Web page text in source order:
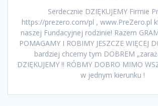
Serdecznie DZIĘKUJEMY Firmie
https://prezero.com/pl , www.PreZero.pl
naszej Fundacyjnej rodzinie! Razem
POMAGAMY I ROBIMY JESZCZE WIĘCEJ
bardziej chcemy tym DOBREM
DZIĘKUJEMY !! RÓBMY DOBRO MIMO
w jednym kierunku !